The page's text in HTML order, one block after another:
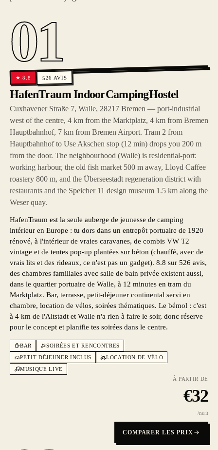
01
★8.8 526 AVIS
HafenTraum IndoorCampingHostel
Cuxhavener Straße 7, Walle, 28217 Bremen — port-industrial
west of the centre, 4 km from the Marktplatz, 4 km from Bremen
Hauptbahnhof, 7 km from Bremen Airport. Tram 2 from
Hauptbahnhof to Use Akschen stop (12 min) drops you 200 m
from the door. The neighbourhood (Walle) is residential-port:
working harbour, the old fish market 500 m away, Lloyd Caffee
roastery 800 m, and the Überseestadt regeneration district with
restaurants and the Speicher 11 design museum 1.5 km along the
Weser quay.
HafenTraum est la seule auberge de jeunesse de camping
intérieur en Europe : tu dors dans un entrepôt portuaire de 1920
rénové, à l'intérieur de vraies caravanes, de combis VW T2
vintage et de tentes pop-up plantées sur béton (chauffé, avec de
vrais lits et des rideaux, ce n'est pas un gadget). 8.8 sur 526 avis,
des chambres familiales avec salle de bain privée existent aussi,
dans le quartier portuaire de Walle, à 12 minutes en tram du
Marktplatz. Bar, terrasse, petit-déjeuner continental servi en
chambre, location de vélos, soirées thématiques. Le bémol : c'est
à 4 km de l'Altstadt et Walle n'a rien à faire le soir, donc réserve
pour le concept et planifie tes soirées dans le centre.
BAR
SOIRÉES ET RENCONTRES
PETIT-DÉJEUNER INCLUS
LOCATION DE VÉLO
MUSIQUE LIVE
À PARTIR DE
€32
/nuit
COMPARER LES PRIX